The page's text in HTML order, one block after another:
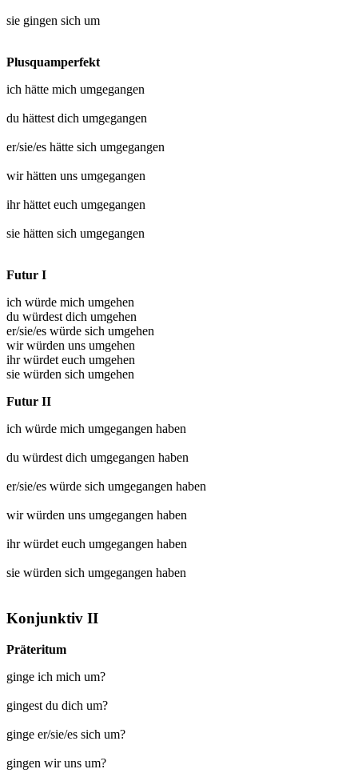
sie gingen sich um
Plusquamperfekt
ich hätte mich umgegangen
du hättest dich umgegangen
er/sie/es hätte sich umgegangen
wir hätten uns umgegangen
ihr hättet euch umgegangen
sie hätten sich umgegangen
Futur I
ich würde mich umgehen
du würdest dich umgehen
er/sie/es würde sich umgehen
wir würden uns umgehen
ihr würdet euch umgehen
sie würden sich umgehen
Futur II
ich würde mich umgegangen haben
du würdest dich umgegangen haben
er/sie/es würde sich umgegangen haben
wir würden uns umgegangen haben
ihr würdet euch umgegangen haben
sie würden sich umgegangen haben
Konjunktiv II
Präteritum
ginge ich mich um?
gingest du dich um?
ginge er/sie/es sich um?
gingen wir uns um?